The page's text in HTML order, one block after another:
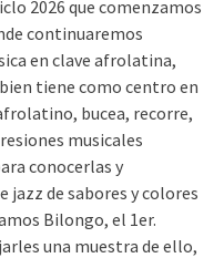
2026 que comenzamos
continuaremos
en clave afrolatina,
tiene como centro en
bucea, recorre,
musicales
conocerlas y
jazz de sabores y colores
Bilongo, el 1er.
una muestra de ello,